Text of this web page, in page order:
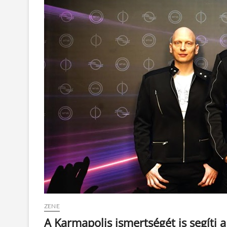
ZENE
A Karmapolis ismertségét is segíti